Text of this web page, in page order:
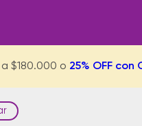
$180.000 o 25% OFF